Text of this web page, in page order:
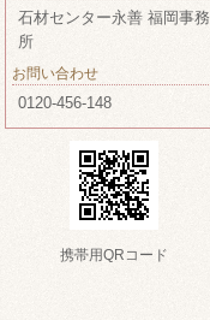
石材センター永善 福岡事務
所
お問い合わせ
0120-456-148
携帯用QRコード